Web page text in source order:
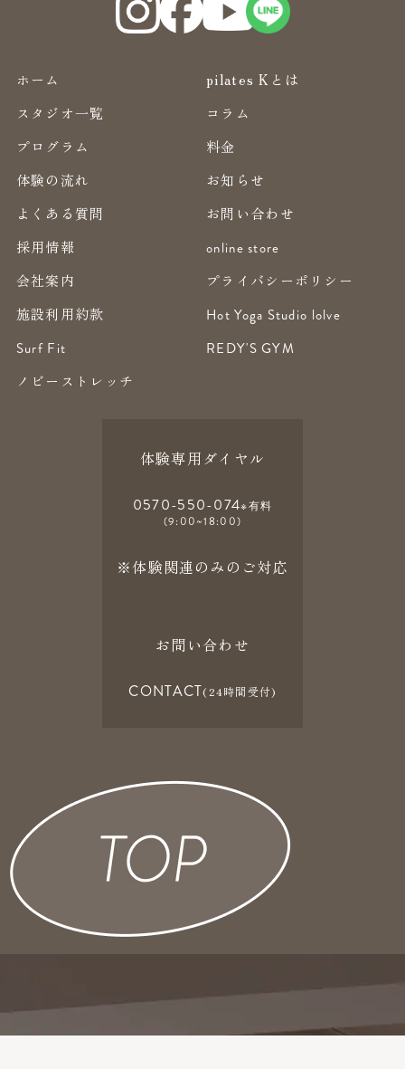
ホーム
pilates Kとは
スタジオ一覧
コラム
プログラム
料金
体験の流れ
お知らせ
よくある質問
お問い合わせ
採用情報
online store
会社案内
プライバシーポリシー
施設利用約款
Hot Yoga Studio lolve
Surf Fit
REDY'S GYM
ノビーストレッチ
体験専用ダイヤル
0570-550-074※有料
(9:00~18:00)
※体験関連のみのご対応
お問い合わせ
CONTACT(24時間受付)